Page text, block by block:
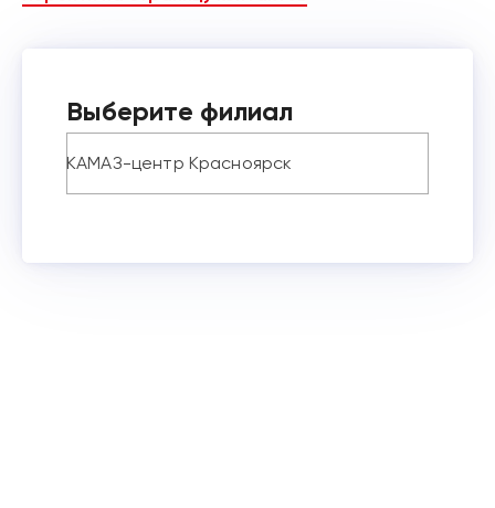
Выберите филиал
КАМАЗ-центр Красноярск